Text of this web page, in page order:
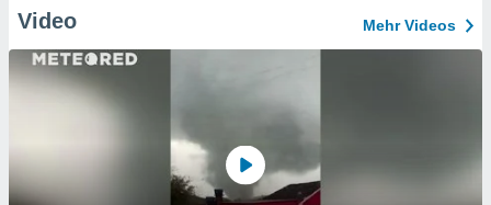
Video Mehr Videos